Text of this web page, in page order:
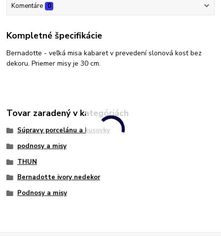
Komentáre 0
Kompletné špecifikácie
Bernadotte - veľká misa kabaret v prevedení slonová kosť bez
dekoru. Priemer misy je 30 cm.
Tovar zaradený v kategóriách
Súpravy porcelánu a kusovky
podnosy a misy
THUN
Bernadotte ivory nedekor
Podnosy a misy